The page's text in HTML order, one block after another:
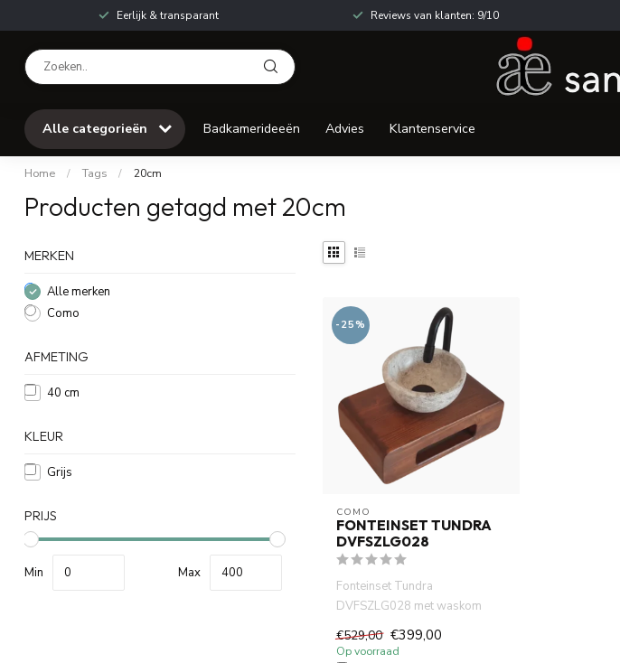
Eerlijk & transparant Reviews van klanten: 9/10
Alle categorieën Badkamerideeën Advies Klantenservice
Home / Tags / 20cm
Producten getagd met 20cm
MERKEN
Alle merken
Como
AFMETING
40 cm
KLEUR
Grijs
PRIJS
Min Max
-25%
COMO
FONTEINSET TUNDRA
DVFSZLG028
Fonteinset Tundra
DVFSZLG028 met waskom
handdoek...
€529,00 €399,00
Op voorraad